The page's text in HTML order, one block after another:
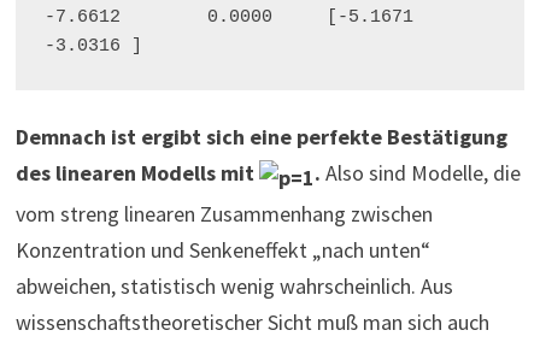
-7.6612        0.0000     [-5.1671
-3.0316 ]
Demnach ist ergibt sich eine perfekte Bestätigung
des linearen Modells mit
. Also sind Modelle, die
vom streng linearen Zusammenhang zwischen
Konzentration und Senkeneffekt „nach unten“
abweichen, statistisch wenig wahrscheinlich. Aus
wissenschaftstheoretischer Sicht muß man sich auch